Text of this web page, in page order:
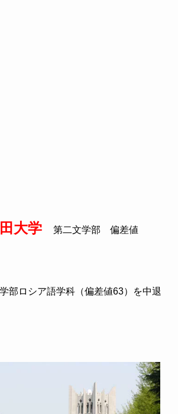
大学 第二文学部 偏差値
部ロシア語学科（偏差値63）を中退